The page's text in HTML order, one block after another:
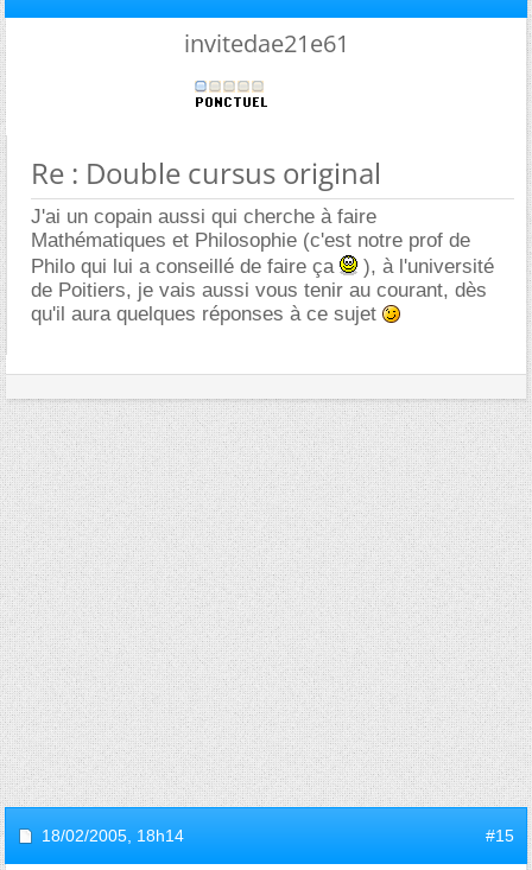
invitedae21e61
Re : Double cursus original
J'ai un copain aussi qui cherche à faire
Mathématiques et Philosophie (c'est notre prof de
Philo qui lui a conseillé de faire ça
), à l'université
de Poitiers, je vais aussi vous tenir au courant, dès
qu'il aura quelques réponses à ce sujet
18/02/2005, 18h14 #15